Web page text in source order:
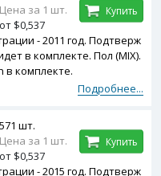
- 2011 год. Подтверж
в комплекте. Пол (MIX).
в комплекте.
Подробнее...
Цена за 1 шт.
от $0,537
Купить
- 2015 год. Подтверж
571 шт.
Цена за 1 шт.
от $0,537
Купить